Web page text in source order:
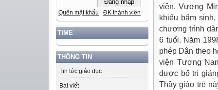
Quên mật khẩu ĐK thành viên
TIME
THÔNG TIN
Tin tức giáo dục
Bài viết
viên. Vương
khiếu bẩm
chương trình
6 tuổi. Năm
phép Dân theo
viện Tương
được bố trí
Thầy giáo trẻ